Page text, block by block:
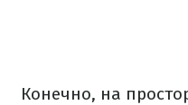
Конечно, на